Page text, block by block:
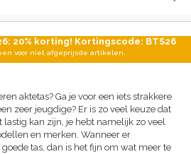
20% korting! Kortingscode: BTS26
voor niet afgeprijsde artikelen.
aktetas? Ga je voor een iets strakkere
zeer jeugdige? Er is zo veel keuze dat
lastig kan zijn, je hebt namelijk zo veel
en merken. Wanneer er
tas, dan is het fijn om wat meer te